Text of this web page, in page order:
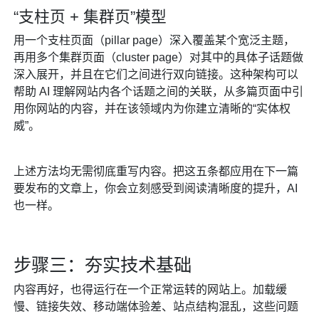
“支柱页 + 集群页”模型
用一个支柱页面（pillar page）深入覆盖某个宽泛主题，
再用多个集群页面（cluster page）对其中的具体子话题做
深入展开，并且在它们之间进行双向链接。这种架构可以
帮助 AI 理解网站内各个话题之间的关联，从多篇页面中引
用你网站的内容，并在该领域内为你建立清晰的“实体权
威”。
上述方法均无需彻底重写内容。把这五条都应用在下一篇
要发布的文章上，你会立刻感受到阅读清晰度的提升，AI
也一样。
步骤三：夯实技术基础
内容再好，也得运行在一个正常运转的网站上。加载缓
慢、链接失效、移动端体验差、站点结构混乱，这些问题